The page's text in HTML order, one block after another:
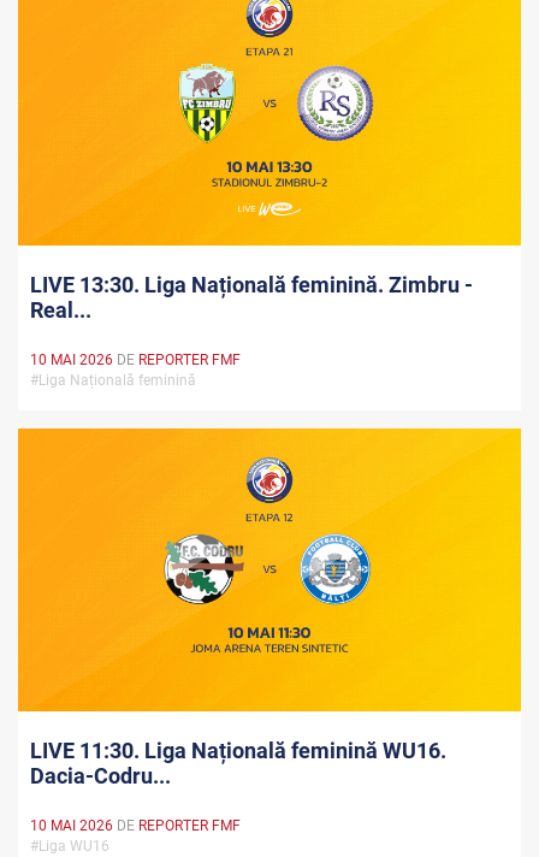
LIVE 13:30. Liga Națională feminină. Zimbru -
Real...
10 MAI 2026 DE REPORTER FMF
#Liga Națională feminină
LIVE 11:30. Liga Națională feminină WU16.
Dacia-Codru...
10 MAI 2026 DE REPORTER FMF
#Liga WU16